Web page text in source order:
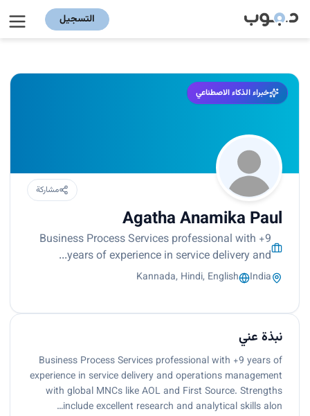
التسجيل
خبراء الذكاء الاصطناعي
مشاركة
Agatha Anamika Paul
Business Process Services professional with +9
years of experience in service delivery and...
India
Kannada, Hindi, English
نبذة عني
Business Process Services professional with +9 years of
experience in service delivery and operations management
with global MNCs like AOL and First Source. Strengths
include excellent research and analytical skills alon…